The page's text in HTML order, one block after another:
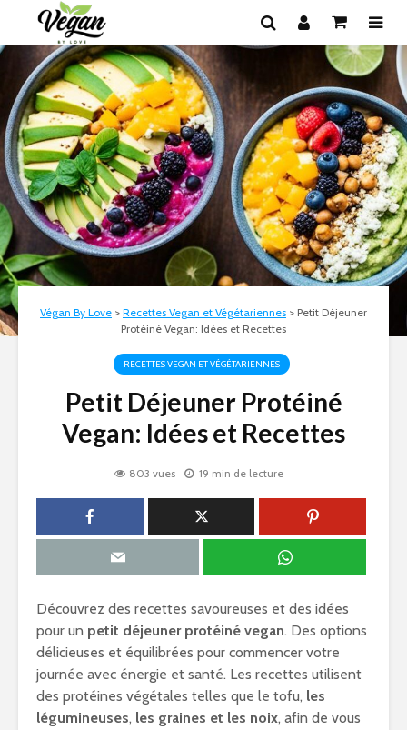
Végan By Love > Recettes Vegan et Végétariennes > Petit Déjeuner
Protéiné Vegan: Idées et Recettes
RECETTES VEGAN ET VÉGÉTARIENNES
Petit Déjeuner Protéiné
Vegan: Idées et Recettes
803 vues 19 min de lecture
Découvrez des recettes savoureuses et des idées
pour un petit déjeuner protéiné vegan. Des options
délicieuses et équilibrées pour commencer votre
journée avec énergie et santé. Les recettes utilisent
des protéines végétales telles que le tofu, les
légumineuses, les graines et les noix, afin de vous